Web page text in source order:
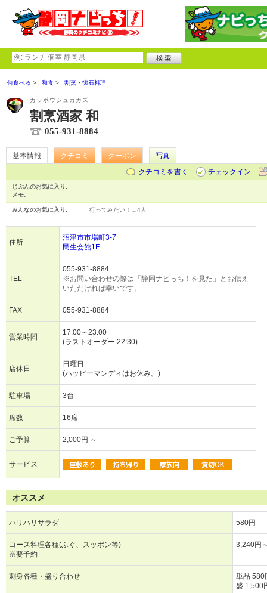
何食べる 和食 割烹・懐石料理
カッポウシュカカズ
割烹酒家 和
055-931-8884
基本情報 クチコミ クーポン
写真
クチコミを書く
チェックイン
じぶんのお気に入り:
メモ:
みんなのお気に入り: 行ってみたい！… 4人
住所
沼津市市場町3-7
民生会館1F
TEL
055-931-8884
※お問い合わせの際は「静岡ナビっち！を見た」とお伝え
いただければ幸いです。
FAX 055-931-8884
営業時間
17:00～23:00
(ラストオーダー 22:30)
店休日
日曜日
(ハッピーマンディはお休み。)
駐車場 3台
席数 16席
ご予算 2,000円 ～
サービス
オススメ
ハリハリサラダ 580円
コース料理各種(ふぐ、スッポン等)
※要予約
3,240円
刺身各種・盛り合わせ
単品 580
盛 1,500